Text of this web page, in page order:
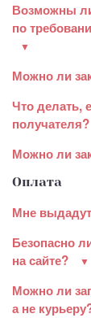
Возможны
по
Можно ли
Что делать,
получателя?
Можно ли
Оплата
Мне выдадут
Безопасно
на сайте?
Можно ли
а не